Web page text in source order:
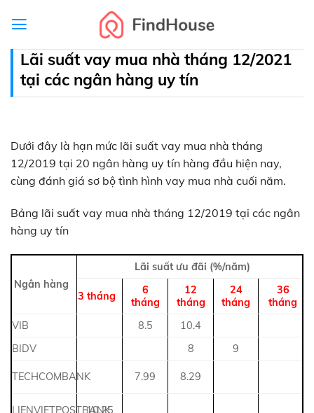
Lãi suất vay mua nhà tháng 12/2021
tại các ngân hàng uy tín
Dưới đây là hạn mức lãi suất vay mua nhà tháng
12/2019 tại 20 ngân hàng uy tín hàng đầu hiện nay,
cùng đánh giá sơ bộ tình hình vay mua nhà cuối năm.
Bảng lãi suất vay mua nhà tháng 12/2019 tại các ngân
hàng uy tín
Ngân hàng
Lãi suất ưu đãi (%/năm)
3 tháng
6
tháng
12
tháng
24
tháng
36
tháng
VIB
8.5
10.4
BIDV
8 9
TECHCOMBANK 7.99 8.29
LIENVIETPOSTBANK
10.25